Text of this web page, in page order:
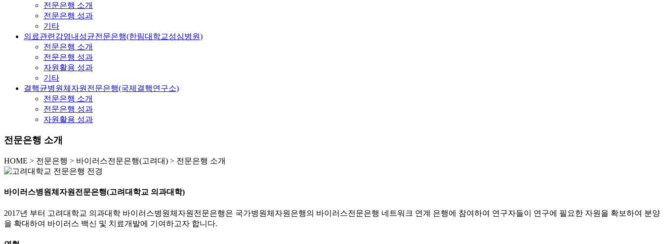
전문은행 소개
전문은행 성과
기타
의료관련감염내성균전문은행(한림대학교성심병원)
전문은행 소개
전문은행 성과
자원활용 성과
기타
결핵균병원체자원전문은행(국제결핵연구소)
전문은행 소개
전문은행 성과
자원활용 성과
전문은행 소개
HOME > 전문은행 > 바이러스전문은행(고려대) > 전문은행 소개
바이러스병원체자원전문은행(고려대학교 의과대학)
2017년 부터 고려대학교 의과대학 바이러스병원체자원전문은행은 국가병원체자원은행의 바이러스전문은행 네트워크 연계 은행에 참여하여 연구자들이 연구에 필요한 자원을 확보하여 분양
을 확대하여 바이러스 백신 및 치료개발에 기여하고자 합니다.